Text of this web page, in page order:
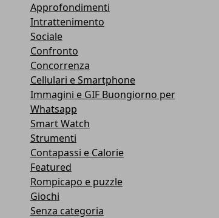
Approfondimenti
Intrattenimento
Sociale
Confronto
Concorrenza
Cellulari e Smartphone
Immagini e GIF Buongiorno per
Whatsapp
Smart Watch
Strumenti
Contapassi e Calorie
Featured
Rompicapo e puzzle
Giochi
Senza categoria